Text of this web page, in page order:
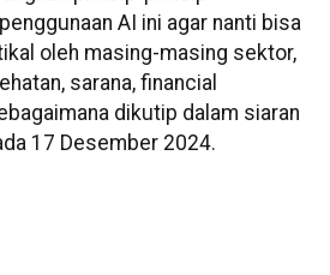
AI ini agar nanti bisa
oleh masing-masing sektor,
sarana, financial
dikutip dalam siaran
17 Desember 2024.